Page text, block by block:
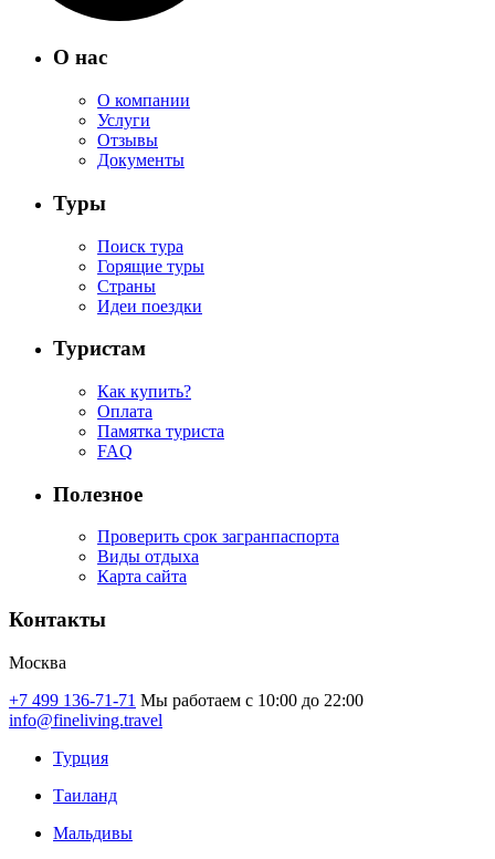
О нас
О компании
Услуги
Отзывы
Документы
Туры
Поиск тура
Горящие туры
Страны
Идеи поездки
Туристам
Как купить?
Оплата
Памятка туриста
FAQ
Полезное
Проверить срок загранпаспорта
Виды отдыха
Карта сайта
Контакты
Москва
+7 499 136-71-71 Мы работаем с 10:00 до 22:00
info@fineliving.travel
Турция
Таиланд
Мальдивы